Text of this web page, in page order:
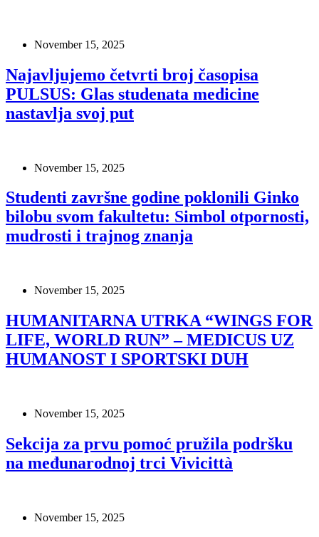
November 15, 2025
Najavljujemo četvrti broj časopisa
PULSUS: Glas studenata medicine
nastavlja svoj put
November 15, 2025
Studenti završne godine poklonili Ginko
bilobu svom fakultetu: Simbol otpornosti,
mudrosti i trajnog znanja
November 15, 2025
HUMANITARNA UTRKA “WINGS FOR
LIFE, WORLD RUN” – MEDICUS UZ
HUMANOST I SPORTSKI DUH
November 15, 2025
Sekcija za prvu pomoć pružila podršku
na međunarodnoj trci Vivicittà
November 15, 2025